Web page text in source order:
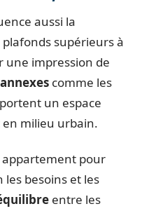
aussi la
plafonds supérieurs à
une impression de
annexes comme les
un espace
milieu urbain.
appartement pour
besoins et les
entre les